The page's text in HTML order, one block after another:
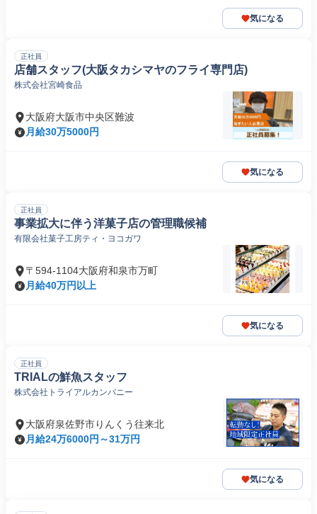
気になる
正社員
店舗スタッフ(大阪タカシマヤのフライ専門店)
株式会社宮崎食品
大阪府大阪市中央区難波
月給30万5000円
気になる
正社員
事業拡大に伴う洋菓子店の管理職候補
有限会社菓子工房ティ・ヨコガワ
〒594-1104大阪府和泉市万町
月給40万円以上
気になる
正社員
TRIALの鮮魚スタッフ
株式会社トライアルカンパニー
大阪府泉佐野市りんくう往来北
月給24万6000円～31万円
気になる